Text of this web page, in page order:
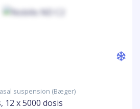
suspension (Bæger)
12 x 5000 dosis